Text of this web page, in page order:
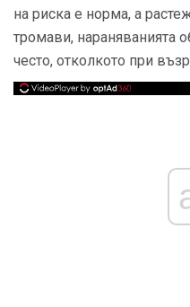
на риска е норма, а
тромави, нараняванията
често, отколкото при